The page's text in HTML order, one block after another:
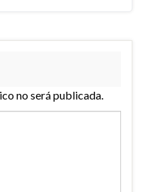
no será publicada.